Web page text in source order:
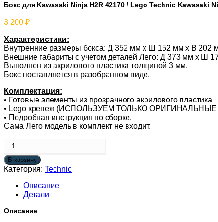
Бокс для Kawasaki Ninja H2R 42170 / Lego Technic Kawasaki
3 200 ₽
Характеристики:
Внутренние размеры бокса: Д 352 мм х Ш 152 мм х В 202
Внешние габариты с учетом деталей Лего: Д 373 мм х Ш
Выполнен из акрилового пластика толщиной 3 мм.
Бокс поставляется в разобранном виде.
Комплектация:
• Готовые элементы из прозрачного акрилового пластика
• Lego крепеж (ИСПОЛЬЗУЕМ ТОЛЬКО
• Подробная инструкция по сборке.
Сама Лего модель в комплект не входит.
Количество
товара
Бокс
для
Ninja
H2R
/
В корзину
Категория: Technic
Описание
Детали
Описание